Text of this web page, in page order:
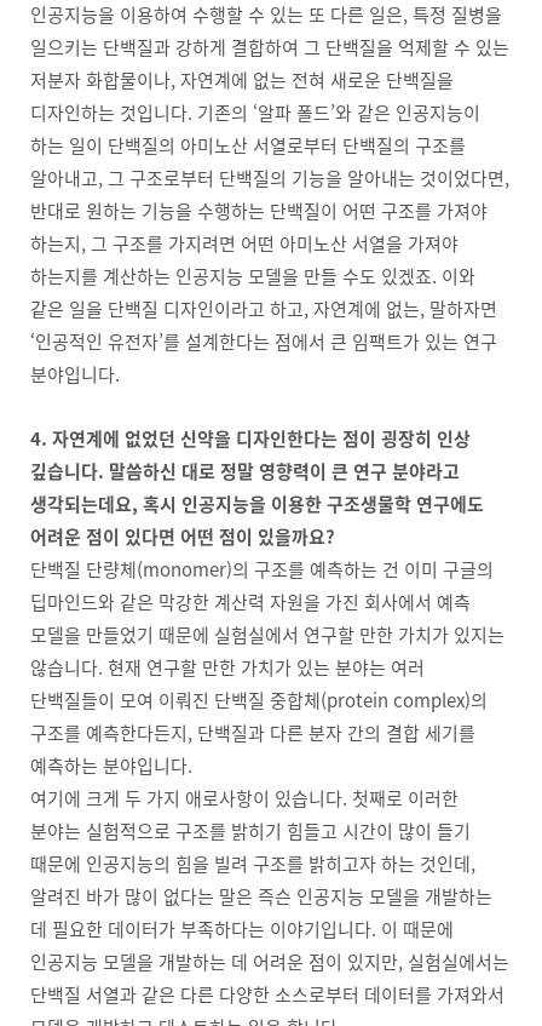
인공지능을 이용하여 수행할 수 있는 또 다른 일은, 특정 질병을
일으키는 단백질과 강하게 결합하여 그 단백질을 억제할 수 있는
저분자 화합물이나, 자연계에 없는 전혀 새로운 단백질을
디자인하는 것입니다. 기존의 ‘알파 폴드’와 같은 인공지능이
하는 일이 단백질의 아미노산 서열로부터 단백질의 구조를
알아내고, 그 구조로부터 단백질의 기능을 알아내는 것이었다면,
반대로 원하는 기능을 수행하는 단백질이 어떤 구조를 가져야
하는지, 그 구조를 가지려면 어떤 아미노산 서열을 가져야
하는지를 계산하는 인공지능 모델을 만들 수도 있겠죠. 이와
같은 일을 단백질 디자인이라고 하고, 자연계에 없는, 말하자면
‘인공적인 유전자’를 설계한다는 점에서 큰 임팩트가 있는 연구
분야입니다.
4. 자연계에 없었던 신약을 디자인한다는 점이 굉장히 인상
깊습니다. 말씀하신 대로 정말 영향력이 큰 연구 분야라고
생각되는데요, 혹시 인공지능을 이용한 구조생물학 연구에도
어려운 점이 있다면 어떤 점이 있을까요?
단백질 단량체(monomer)의 구조를 예측하는 건 이미 구글의
딥마인드와 같은 막강한 계산력 자원을 가진 회사에서 예측
모델을 만들었기 때문에 실험실에서 연구할 만한 가치가 있지는
않습니다. 현재 연구할 만한 가치가 있는 분야는 여러
단백질들이 모여 이뤄진 단백질 중합체(protein complex)의
구조를 예측한다든지, 단백질과 다른 분자 간의 결합 세기를
예측하는 분야입니다.
여기에 크게 두 가지 애로사항이 있습니다. 첫째로 이러한
분야는 실험적으로 구조를 밝히기 힘들고 시간이 많이 들기
때문에 인공지능의 힘을 빌려 구조를 밝히고자 하는 것인데,
알려진 바가 많이 없다는 말은 즉슨 인공지능 모델을 개발하는
데 필요한 데이터가 부족하다는 이야기입니다. 이 때문에
인공지능 모델을 개발하는 데 어려운 점이 있지만, 실험실에서는
단백질 서열과 같은 다른 다양한 소스로부터 데이터를 가져와서